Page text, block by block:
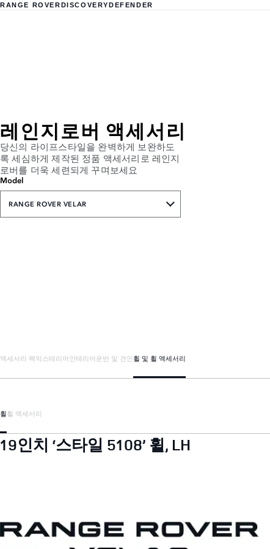
RANGE ROVERDISCOVERYDEFENDER
레인지로버 액세서리
당신의 라이프스타일을 완벽하게 보완하도
록 세심하게 제작된 정품 액세서리로 레인지
로버를 더욱 세련되게 꾸며보세요
Model
RANGE ROVER VELAR
액세서리 팩익스테리어인테리어운반 및 견인휠 및 휠 액세서리
휠휠 액세서리
19인치 ‘스타일 5108’ 휠, LH